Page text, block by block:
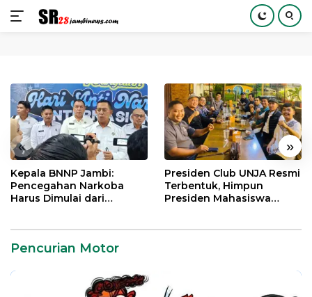
konten
« »
Kepala BNNP Jambi:
Pencegahan Narkoba
Harus Dimulai dari
Presiden Club UNJA Resmi
Terbentuk, Himpun
Presiden Mahasiswa
Pencurian Motor